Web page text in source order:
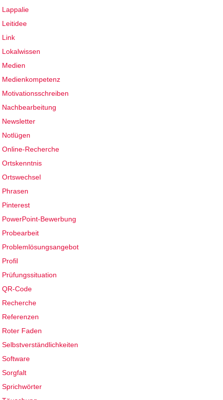
Lappalie
Leitidee
Link
Lokalwissen
Medien
Medienkompetenz
Motivationsschreiben
Nachbearbeitung
Newsletter
Notlügen
Online-Recherche
Ortskenntnis
Ortswechsel
Phrasen
Pinterest
PowerPoint-Bewerbung
Probearbeit
Problemlösungsangebot
Profil
Prüfungssituation
QR-Code
Recherche
Referenzen
Roter Faden
Selbstverständlichkeiten
Software
Sorgfalt
Sprichwörter